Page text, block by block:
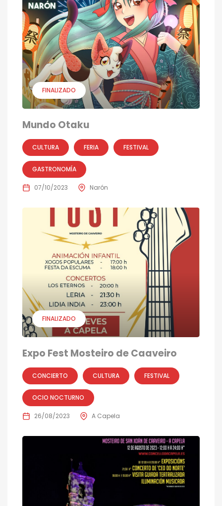
FINALIZADO
Mundo Otaku
CULTURA FERIA FESTIVAL
GASTRONOMÍA
07/10/2023 Narón
FINALIZADO
Expo Fest Mosteiro de Caaveiro
CONCIERTO CULTURA FESTIVAL
OCIO NOCTURNO
26/08/2023 A Capela